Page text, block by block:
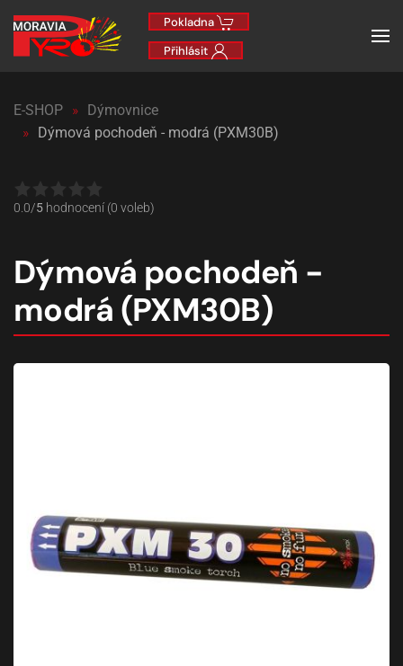
Pokladna
Přihlásit
E-SHOP
Dýmovnice
Dýmová pochodeň - modrá (PXM30B)
0.0/5 hodnocení (0 voleb)
Dýmová pochodeň -
modrá (PXM30B)